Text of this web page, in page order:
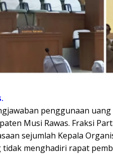
penggunaan
Musi Rawas. Fraksi
sejumlah Kepala
menghadiri rapat